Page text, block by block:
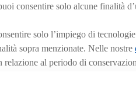
Loeb.
con Energie
con un camion
consentire solo alcune finalità
solo l’impiego di
sopra menzionate. Nelle nostre
al periodo di